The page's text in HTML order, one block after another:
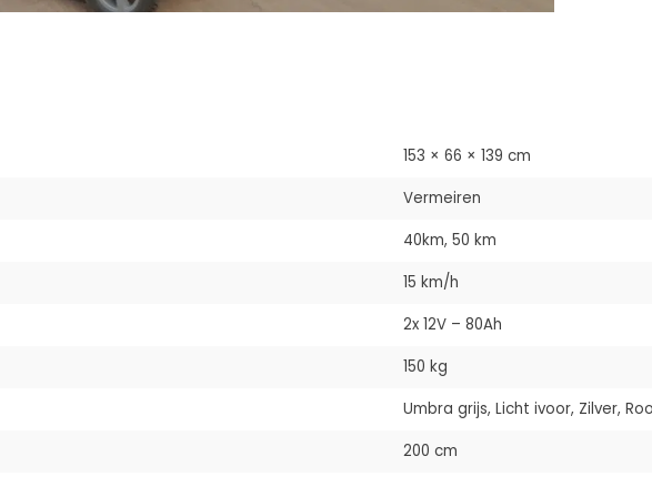
153 × 66 × 139 cm
Vermeiren
40km, 50 km
15 km/h
2x 12V – 80Ah
150 kg
Umbra grijs, Licht ivoor, Zilver,
200 cm